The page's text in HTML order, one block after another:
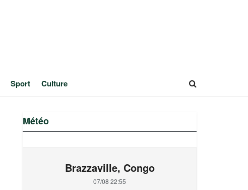
Sport Culture
Météo
Brazzaville, Congo
07/08 22:55